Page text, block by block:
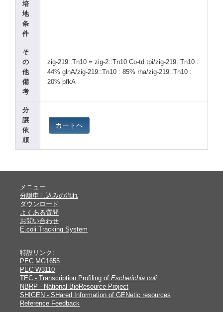
培
地
条
件
そ
の
他
備
考
zig-219::T n10 = zig-2::Tn10 Co-td tpi/zig-219::Tn10 :
44% glnA/zig-219::T n10 : 85% rha/zig-219::Tn10 :
20% pfkA
分
譲
依
頼
カートへ
メニュー:
分譲申し込みの流れ
ダウンロード
よくある質問
お問い合わせ
E.coli Tracking System
特設リンク:
PEC MG1655
PEC W3110
TEC - Transcription Profiling of Escherichia coli
NBRP - National BioResource Project
SHIGEN - SHared Information of GENetic resources
Reference Feedback